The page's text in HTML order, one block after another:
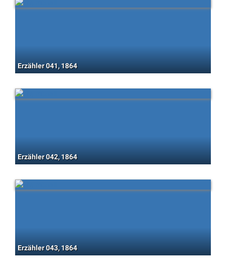
Erzähler 041, 1864
Erzähler 042, 1864
Erzähler 043, 1864